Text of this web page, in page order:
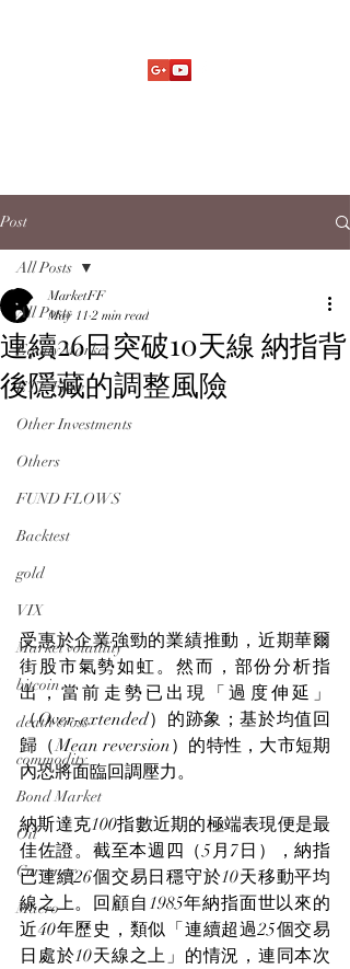
Post
All Posts
Equity Market
ETF Flow
Other Investments
Others
FUND FLOWS
Backtest
gold
VIX
Market volatility
bitcoin
death cross
commodity
Bond Market
Oil
Currency
Macro
All Posts
連續26日突破10天線 納指背
後隱藏的調整風險
MarketFF
May 11 2 min read
受惠於企業強勁的業績推動，近期華爾
街股市氣勢如虹。然而，部份分析指
出，當前走勢已出現「過度伸延」
（Over-extended）的跡象；基於均值回
歸（Mean reversion）的特性，大市短期
內恐將面臨回調壓力。
納斯達克100指數近期的極端表現便是最
佳佐證。截至本週四（5月7日），納指
已連續26個交易日穩守於10天移動平均
線之上。回顧自1985年納指面世以來的
近40年歷史，類似「連續超過25個交易
日處於10天線之上」的情況，連同本次